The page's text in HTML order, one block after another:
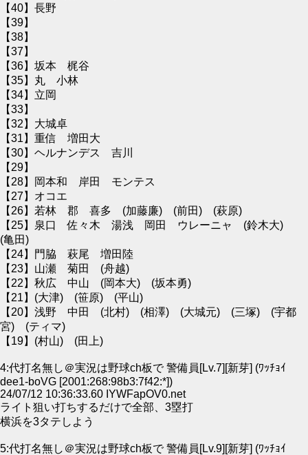
【40】長野
【39】
【38】
【37】
【36】坂本 梶谷
【35】丸 小林
【34】立岡
【33】
【32】大城卓
【31】重信 増田大
【30】ヘルナンデス 吉川
【29】
【28】岡本和 岸田 モンテス
【27】オコエ
【26】若林 郡 喜多 (加藤廉) (前田) (萩原)
【25】泉口 佐々木 湯浅 岡田 ウレーニャ (鈴木大)
(亀田)
【24】門脇 萩尾 増田陸
【23】山瀬 菊田 (舟越)
【22】秋広 中山 (岡本大) (坂本勇)
【21】(大津) (笹原) (平山)
【20】浅野 中田 (北村) (相澤) (大城元) (三塚) (宇都
宮) (ティマ)
【19】(村山) (田上)
4:代打名無し＠実況は野球ch板で 警備員[Lv.7][新芽] (ﾜｯﾁｮｲ
dee1-boVG [2001:268:98b3:7f42:*])
24/07/12 10:36:33.60 IYWFapOV0.net
ライト狙い打ちするだけで全部、3塁打
横浜を3タテしよう
5:代打名無し＠実況は野球ch板で 警備員[Lv.9][新芽] (ﾜｯﾁｮｲ